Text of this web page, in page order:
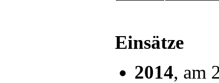
Einsätze
2014, am